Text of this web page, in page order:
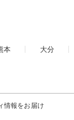
本
大分
情報をお届け